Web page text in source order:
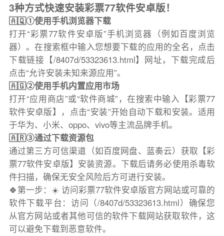
3种方式快速安装彩票77软件安卓版！
🇦🇶①使用手机浏览器下载
打开“彩票77软件安卓版”手机浏览器（例如百度浏览
器）。在搜索框中输入您想要下载的应用的全名，点击
下载链接【/8407d/53323613.html】网址，下载完成后
点击“允许安装未知来源应用”。
🇦🇬②使用手机内置应用市场
打开“应用商店”或“软件商城”，在搜索中输入【彩票77
软件安卓版】，点击“安装”开始自动下载和安装。适用
于华为、小米、oppo、vivo等主流品牌手机。
🇦🇷③通过下载资源包
通过第三方可信渠道（如百度网盘、蓝奏云）获取【彩
票77软件安卓版】安装资源。下载后请务必使用杀毒软
件扫描，确保无安全风险后方可进行安装。
🍀第一步：☀️ 访问彩票77软件安卓版官方网站或可靠的
软件下载平台：访问（/8407d/53323613.html）确保您
从官方网站或者其他可信的软件下载网站获取软件，这
可以避免下载到恶意软件。